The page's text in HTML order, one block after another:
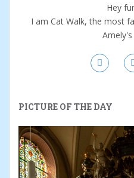
Hey
I am Cat Walk, the most
PICTURE OF THE DAY